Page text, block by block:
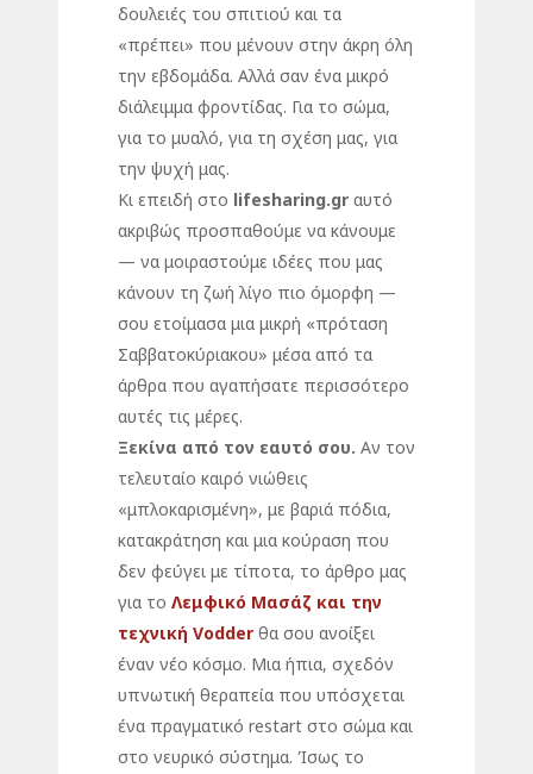
δουλειές του σπιτιού και τα
«πρέπει» που μένουν στην άκρη όλη
την εβδομάδα. Αλλά σαν ένα μικρό
διάλειμμα φροντίδας. Για το σώμα,
για το μυαλό, για τη σχέση μας, για
την ψυχή μας.
Κι επειδή στο lifesharing.gr αυτό
ακριβώς προσπαθούμε να κάνουμε
— να μοιραστούμε ιδέες που μας
κάνουν τη ζωή λίγο πιο όμορφη —
σου ετοίμασα μια μικρή «πρόταση
Σαββατοκύριακου» μέσα από τα
άρθρα που αγαπήσατε περισσότερο
αυτές τις μέρες.
Ξεκίνα από τον εαυτό σου. Αν τον
τελευταίο καιρό νιώθεις
«μπλοκαρισμένη», με βαριά πόδια,
κατακράτηση και μια κούραση που
δεν φεύγει με τίποτα, το άρθρο μας
για το Λεμφικό Μασάζ και την
τεχνική Vodder θα σου ανοίξει
έναν νέο κόσμο. Μια ήπια, σχεδόν
υπνωτική θεραπεία που υπόσχεται
ένα πραγματικό restart στο σώμα και
στο νευρικό σύστημα. Ίσως το